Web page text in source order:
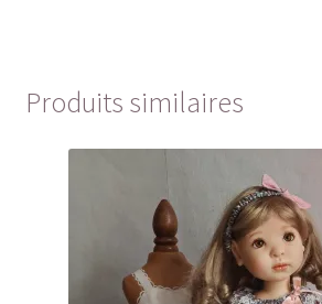
Produits similaires